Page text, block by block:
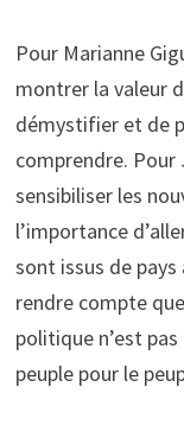
Pour Marianne
montrer la valeur
démystifier et de
comprendre.
sensibiliser les
l’importance
sont issus de
rendre compte
politique n’est pas
peuple pour le